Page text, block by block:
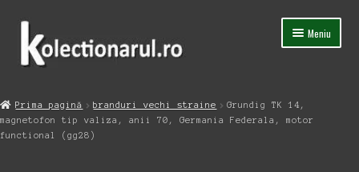
Sari
navigare
Sari
conținut
Meniu
Magazin
Prima pagină branduri vechi straine
Grundig TK 14,
magnetofon tip valiza, anii 70, Germania Federala, motor
functional (gg28)